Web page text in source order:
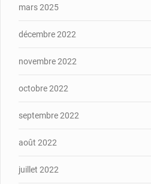
mars 2025
décembre 2022
novembre 2022
octobre 2022
septembre 2022
août 2022
juillet 2022